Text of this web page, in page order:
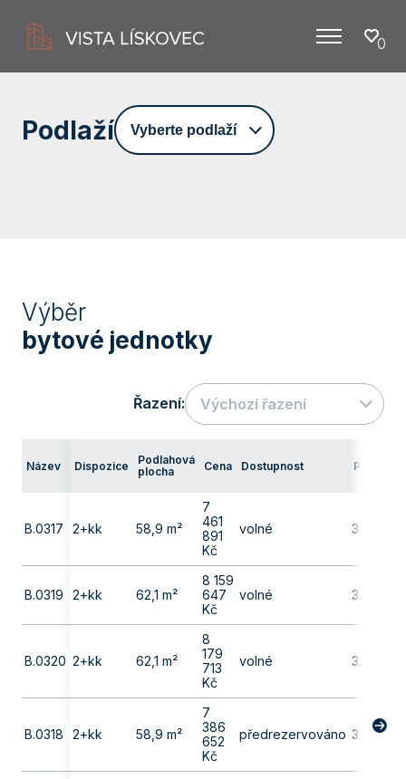
Menu 0
Podlaží Vyberte podlaží
Výběr
bytové jednotky
Řazení: Výchozí řazení
Název Dispozice
Podlahová
plocha
Cena Dostupnost Podlaží
B.0317 2+kk 58,9 m²
7
461
891
Kč
volné 3. np
B.0319 2+kk 62,1 m²
8 159
647
Kč
volné 3. np
B.0320 2+kk 62,1 m²
8
179
713
Kč
volné 3. np
B.0318 2+kk 58,9 m²
7
386
652
Kč
předrezervováno 3. np